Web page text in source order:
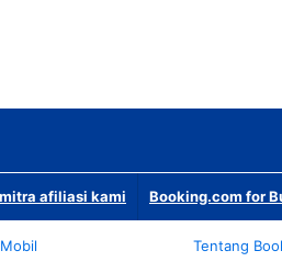
afiliasi kami Booking.com for
Tentang